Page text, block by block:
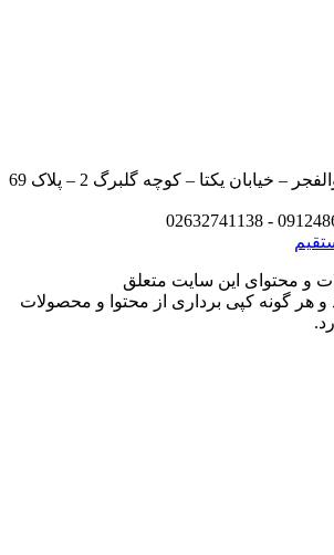
آدرس: کرج – میدان والفجر – خیابان یکتا – کوچه گلبرگ 2 – پلاک 69
اين سایت متعلق
کپی برداری از محتوا و محصولات